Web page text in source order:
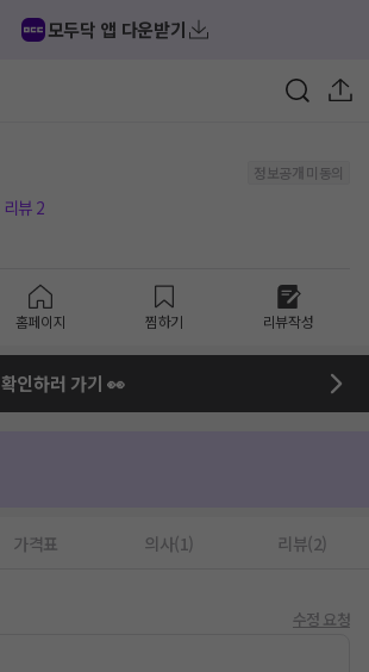
모두닥 앱 다운받기
정보공개 미동의
리뷰 2
홈페이지 찜하기 리뷰작성
확인하러 가기 👀
가격표 의사(1) 리뷰(2)
수정 요청